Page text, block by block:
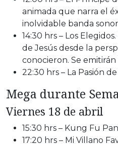
animada que narra el
inolvidable banda
14:30 hrs – Los
de Jesús desde la
conocieron. Se
22:30 hrs – La Pasión
Mega durante
Viernes 18 de abril
15:30 hrs – Kung Fu
17:20 hrs – Mi Villano